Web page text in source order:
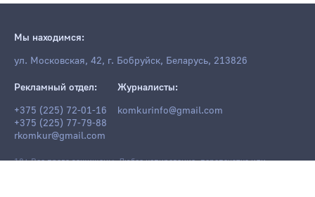
Мы находимся:
ул. Московская, 42, г. Бобруйск, Беларусь, 213826
Рекламный отдел:
+375 (225) 72-01-16
+375 (225) 77-79-88
rkomkur@gmail.com
Журналисты:
komkurinfo@gmail.com
18+ Все права защищены. Любое копирование, перепечатка или